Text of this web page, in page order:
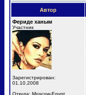
Автор
Фериде ханым
Участник
Зарегистрирован:
01.10.2008
Откуда: Moscow-Egypt